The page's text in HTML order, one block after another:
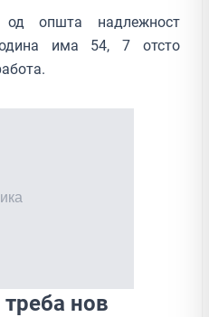
од општа надлежност
има 54, 7 отсто
нов